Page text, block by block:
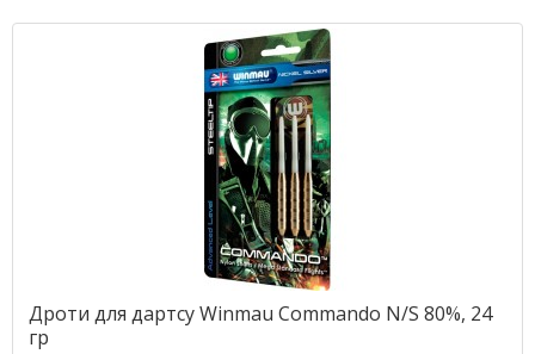
Дроти для дартсу Winmau Commando N/S 80%, 24
гр